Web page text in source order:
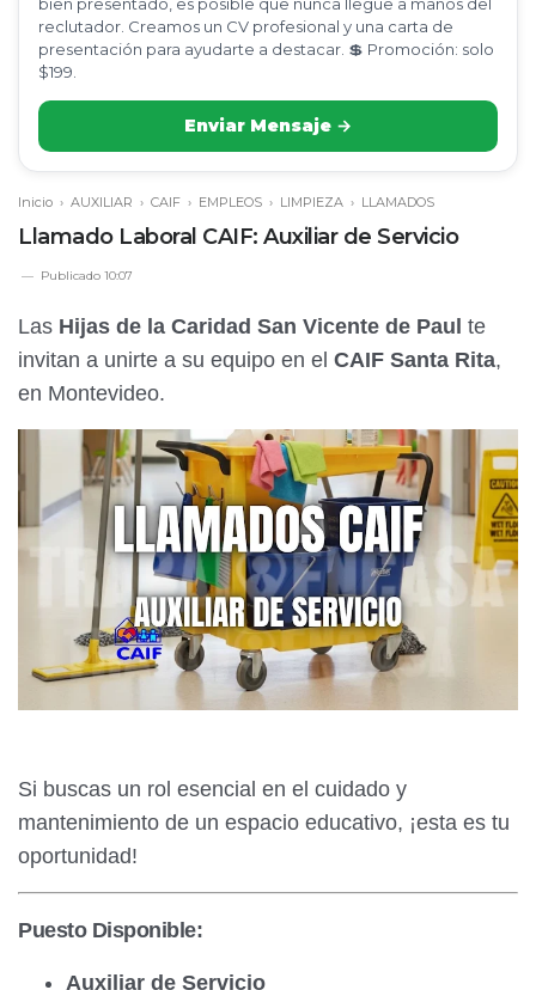
reclutador. Creamos un CV profesional y una carta de
presentación para ayudarte a destacar. 💲 Promoción: solo
$199.
Enviar Mensaje →
Inicio › AUXILIAR › CAIF › EMPLEOS › LIMPIEZA › LLAMADOS
Llamado Laboral CAIF: Auxiliar de Servicio
Publicado 10:07
Las Hijas de la Caridad San Vicente de Paul te
invitan a unirte a su equipo en el CAIF Santa Rita,
en Montevideo.
Si buscas un rol esencial en el cuidado y
mantenimiento de un espacio educativo, ¡esta es tu
oportunidad!
Puesto Disponible:
Auxiliar de Servicio